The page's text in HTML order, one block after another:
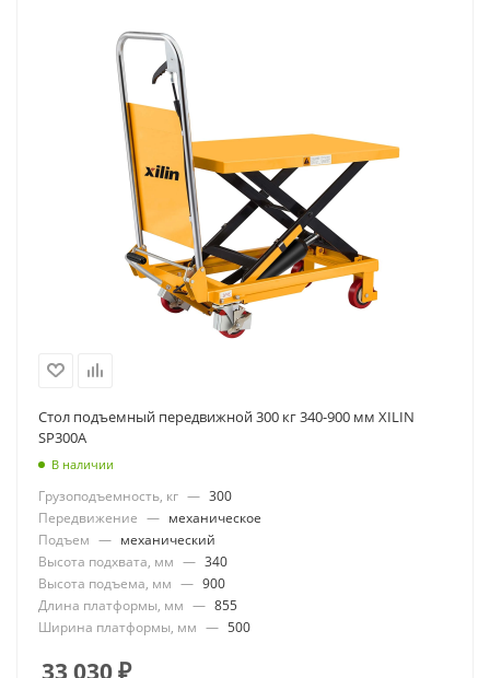
Стол подъемный передвижной 300 кг 340-900 мм XILIN
SP300А
В наличии
Грузоподъемность, кг — 300
Передвижение — механическое
Подъем — механический
Высота подхвата, мм — 340
Высота подъема, мм — 900
Длина платформы, мм — 855
Ширина платформы, мм — 500
33 030₽